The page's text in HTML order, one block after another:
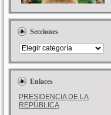
Secciones
Enlaces
PRESIDENCIA DE LA
REPÚBLICA